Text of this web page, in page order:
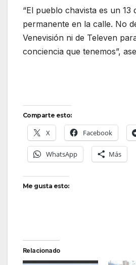
“El pueblo chavista es un 13
permanente en la calle. No
Venevisión ni de Televen
conciencia que tenemos”,
Comparte esto:
X Facebook
WhatsApp Más
Me gusta esto:
Relacionado